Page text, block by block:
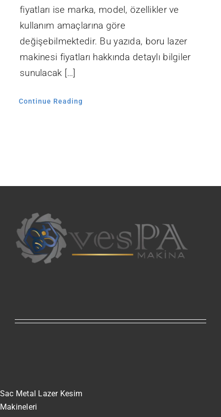
fiyatları ise marka, model, özellikler ve
kullanım amaçlarına göre
değişebilmektedir. Bu yazıda, boru lazer
makinesi fiyatları hakkında detaylı bilgiler
sunulacak […]
Continue Reading
Sac Metal Lazer Kesim
Makineleri